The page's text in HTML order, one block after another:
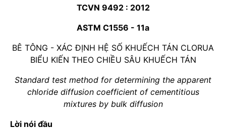
TCVN 9492 : 2012
ASTM C1556 - 11a
BÊ TÔNG - XÁC ĐỊNH HỆ SỐ KHUẾCH TÁN CLORUA
BIỂU KIẾN THEO CHIỀU SÂU KHUẾCH TÁN
Standard test method for determining the apparent
chloride diffusion coefficient of cementitious
mixtures by bulk diffusion
Lời nói đầu